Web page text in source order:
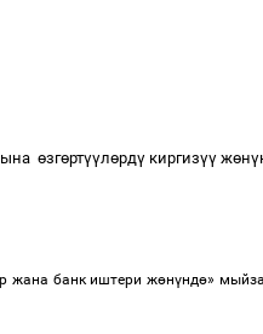
өзгөртүүлөрдү киргизүү жөнү
жана банк иштери жөнүндө»